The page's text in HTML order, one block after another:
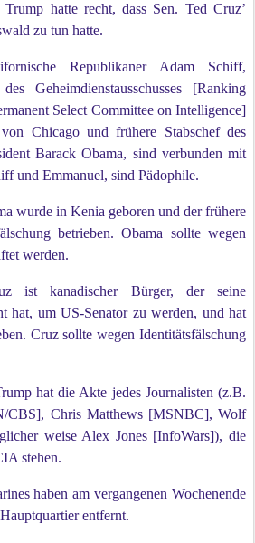
Trump hatte recht, dass Sen. Ted Cruz’
zu tun hatte.
Republikaner Adam Schiff,
Geheimdienstausschusses [Ranking
Select Committee on Intelligence]
Chicago und frühere Stabschef des
Barack Obama, sind verbunden mit
und Emmanuel, sind Pädophile.
wurde in Kenia geboren und der frühere
betrieben. Obama sollte wegen
werden.
ist kanadischer Bürger, der seine
hat, um US-Senator zu werden, und hat
Cruz sollte wegen Identitätsfälschung
hat die Akte jedes Journalisten (z.B.
CBS], Chris Matthews [MSNBC], Wolf
weise Alex Jones [InfoWars]), die
stehen.
haben am vergangenen Wochenende
entfernt.